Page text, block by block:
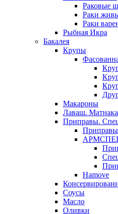
Раковые
Раки
Раки
Рыбная Икра
Бакалея
Крупы
Макароны
Лаваш.
Приправы.
Приправы
Hamove
Соусы
Масло
Оливки